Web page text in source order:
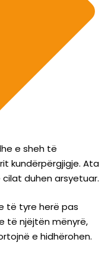
e sheh të
kundërpërgjigje. Ata
duhen arsyetuar.
të tyre herë pas
të njëjtën mënyrë,
e hidhërohen.